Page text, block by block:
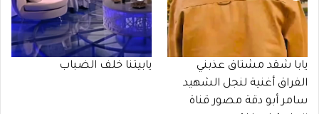
يابا شقد مشتاق عذبني
الفراق أغنية لنجل الشهيد
سامر أبو دقة مصور قناة
يابيتنا خلف الضباب